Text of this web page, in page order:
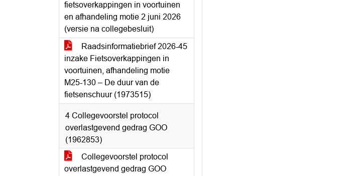
fietsoverkappingen in voortuinen
en afhandeling motie 2 juni 2026
(versie na collegebesluit)
Raadsinformatiebrief 2026-45
inzake Fietsoverkappingen in
voortuinen, afhandeling motie
M25-130 – De duur van de
fietsenschuur (1973515)
4 Collegevoorstel protocol
overlastgevend gedrag GOO
(1962853)
Collegevoorstel protocol
overlastgevend gedrag GOO